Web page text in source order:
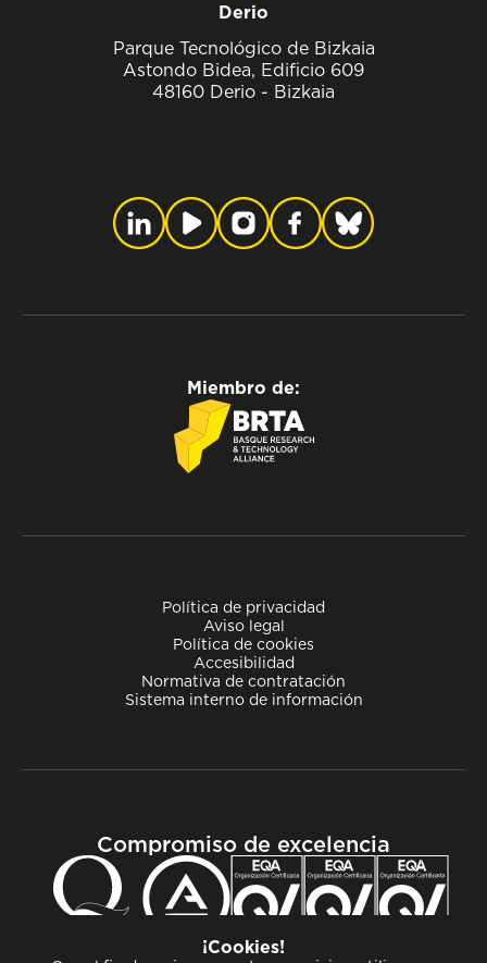
Derio
Parque Tecnológico de Bizkaia
Astondo Bidea, Edificio 609
48160 Derio - Bizkaia
Política de privacidad
Aviso legal
Política de cookies
Accesibilidad
Normativa de contratación
Sistema interno de información
Miembro de:
Compromiso de excelencia
¡Cookies!